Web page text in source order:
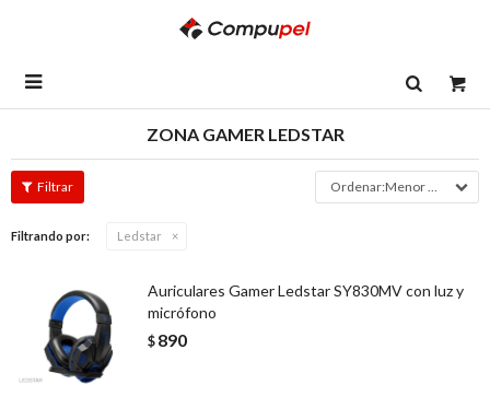

ZONA GAMER LEDSTAR
Menor precio
Filtrando por: Ledstar
Auriculares Gamer Ledstar SY830MV con luz y
micrófono
$890